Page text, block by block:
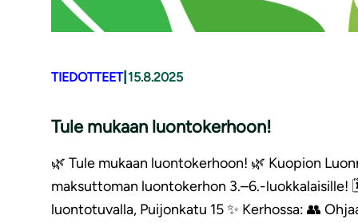
TIEDOTTEET| 15.8.2025
Tule mukaan luontokerhoon!
🌿 Tule mukaan luontokerhoon! 🌿 Kuopion
maksuttoman luontokerhon 3.–6.-luokkalaisille!
luontotuvalla, Puijonkatu 15 ✨ Kerhossa: 👥